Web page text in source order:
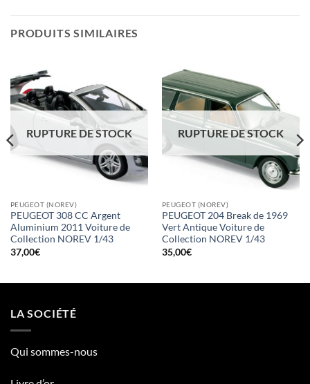
PRODUITS SIMILAIRES
RUPTURE DE STOCK
PEUGEOT (NOREV)
PEUGEOT 308 CC Argent
Aluminium 2011 Voiture de
Collection NOREV 1/43
37,00€
RUPTURE DE STOCK
PEUGEOT (NOREV)
PEUGEOT 204 Break de 1969
Vert Antique Voiture de
Collection NOREV 1/43
35,00€
LA SOCIÉTÉ
Qui sommes-nous